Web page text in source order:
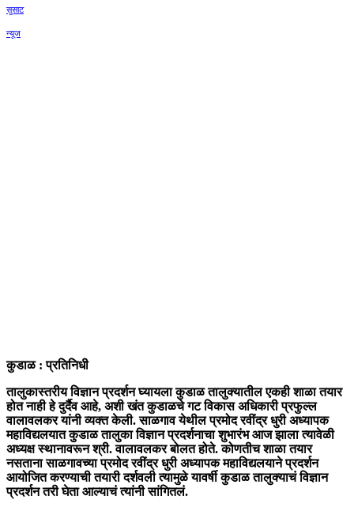
कुडाळ : प्रतिनिधी
तालुकास्तरीय विज्ञान प्रदर्शन घ्यायला कुडाळ तालुक्यातील एकही शाळा तयार
होत नाही हे दुर्दैव आहे, अशी खंत कुडाळचे गट विकास अधिकारी प्रफुल्ल
वालावलकर यांनी व्यक्त केली. साळगाव येथील प्रमोद रवींद्र धुरी अध्यापक
महाविद्यलयात कुडाळ तालुका विज्ञान प्रदर्शनाचा शुभारंभ आज झाला त्यावेळी
अध्यक्ष स्थानावरून श्री. वालावलकर बोलत होते. कोणतीच शाळा तयार
नसताना साळगावच्या प्रमोद रवींद्र धुरी अध्यापक महाविद्यलयाने प्रदर्शन
आयोजित करण्याची तयारी दर्शवली त्यामुळे यावर्षी कुडाळ तालुक्याचं विज्ञान
प्रदर्शन तरी घेता आल्याचं त्यांनी सांगितलं.